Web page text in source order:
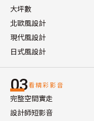
大坪數
北歐風設計
現代風設計
日式風設計
03看精彩影音
完整空間實走
設計師短影音